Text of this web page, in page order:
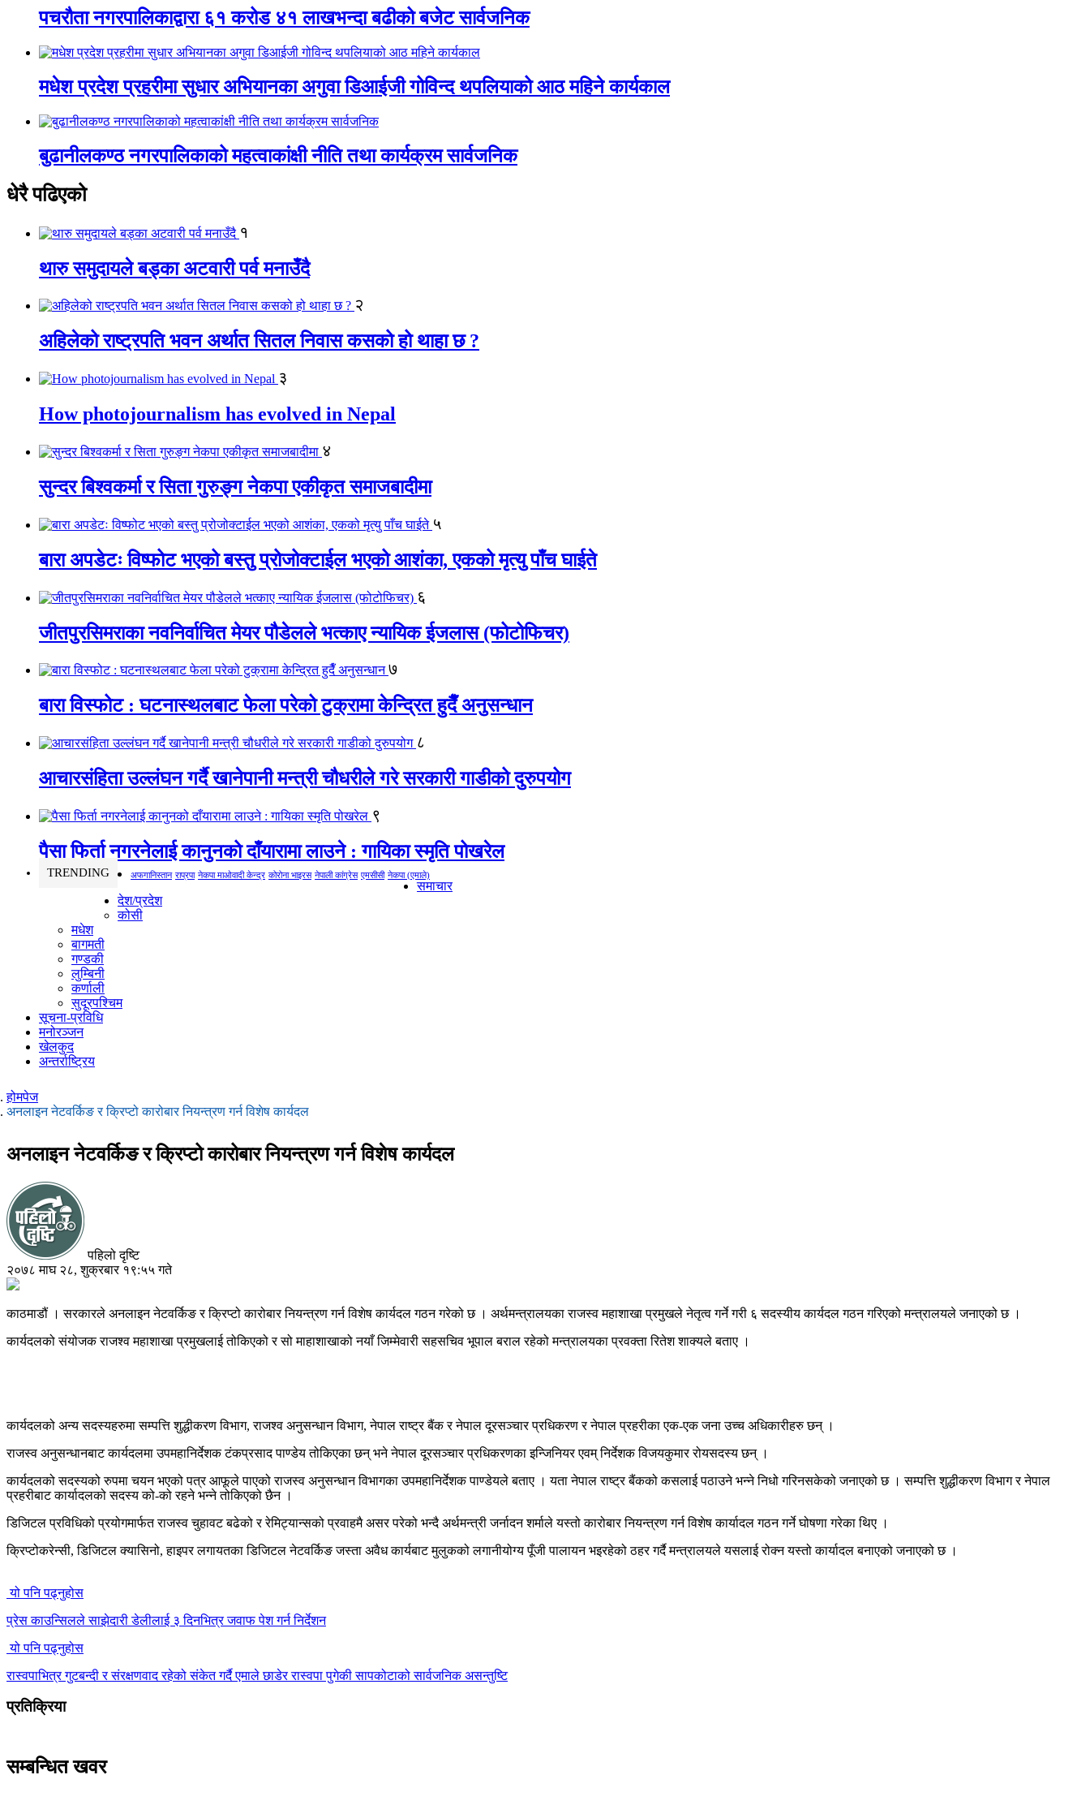
पचरौता नगरपालिकाद्वारा ६१ करोड ४१ लाखभन्दा बढीको बजेट सार्वजनिक
मधेश प्रदेश प्रहरीमा सुधार अभियानका अगुवा डिआईजी गोविन्द थपलियाको आठ महिने कार्यकाल
बुढानीलकण्ठ नगरपालिकाको महत्वाकांक्षी नीति तथा कार्यक्रम सार्वजनिक
धेरै पढिएको
१
थारु समुदायले बड्का अटवारी पर्व मनाउँदै
२
अहिलेको राष्ट्रपति भवन अर्थात सितल निवास कसको हो थाहा छ ?
३
How photojournalism has evolved in Nepal
४
सुन्दर बिश्वकर्मा र सिता गुरुङ्ग नेकपा एकीकृत समाजबादीमा
५
बारा अपडेटः विष्फोट भएको बस्तु प्रोजोक्टाईल भएको आशंका, एकको मृत्यु पाँच घाईते
६
जीतपुरसिमराका नवनिर्वाचित मेयर पौडेलले भत्काए न्यायिक ईजलास (फोटोफिचर)
७
बारा विस्फोट : घटनास्थलबाट फेला परेको टुक्रामा केन्द्रित हुदैँ अनुसन्धान
८
आचारसंहिता उल्लंघन गर्दै खानेपानी मन्त्री चौधरीले गरे सरकारी गाडीको दुरुपयोग
९
पैसा फिर्ता नगरनेलाई कानुनको दाँयारामा लाउने : गायिका स्‍मृति पोखरेल
TRENDING अफगानिस्तान राप्रपा नेकपा माओवादी केन्द्र कोरोना भाइरस नेपाली कांग्रेस एमसीसी नेकपा (एमाले)
समाचार
देश/प्रदेश
कोसी
मधेश
बागमती
गण्डकी
लुम्बिनी
कर्णाली
सुदूरपश्चिम
सूचना-प्रविधि
मनोरञ्जन
खेलकुद
अन्तर्राष्ट्रिय
होमपेज
अनलाइन नेटवर्किङ र क्रिप्टो कारोबार नियन्त्रण गर्न विशेष कार्यदल
अनलाइन नेटवर्किङ र क्रिप्टो कारोबार नियन्त्रण गर्न विशेष कार्यदल
पहिलो दृष्टि
२०७८ माघ २८, शुक्रबार १९:५५ गते
काठमाडौं । सरकारले अनलाइन नेटवर्किङ र क्रिप्टो कारोबार नियन्त्रण गर्न विशेष कार्यदल गठन गरेको छ । अर्थमन्त्रालयका राजस्व महाशाखा प्रमुखले नेतृत्व गर्ने गरी ६ सदस्यीय कार्यदल गठन गरिएको मन्त्रालयले जनाएको छ ।
कार्यदलको संयोजक राजश्व महाशाखा प्रमुखलाई तोकिएको र सो माहाशाखाको नयाँ जिम्मेवारी सहसचिव भूपाल बराल रहेको मन्त्रालयका प्रवक्ता रितेश शाक्यले बताए ।
कार्यदलको अन्य सदस्यहरुमा सम्पत्ति शुद्धीकरण विभाग, राजश्व अनुसन्धान विभाग, नेपाल राष्ट्र बैंक र नेपाल दूरसञ्चार प्रधिकरण र नेपाल प्रहरीका एक-एक जना उच्च अधिकारीहरु छन् ।
राजस्व अनुसन्धानबाट कार्यदलमा उपमहानिर्देशक टंकप्रसाद पाण्डेय तोकिएका छन् भने नेपाल दूरसञ्चार प्रधिकरणका इन्जिनियर एवम् निर्देशक विजयकुमार रोयसदस्य छन् ।
कार्यदलको सदस्यको रुपमा चयन भएको पत्र आफूले पाएको राजस्व अनुसन्धान विभागका उपमहानिर्देशक पाण्डेयले बताए । यता नेपाल राष्ट्र बैंकको कसलाई पठाउने भन्ने निधो गरिनसकेको जनाएको छ । सम्पत्ति शुद्धीकरण विभाग र नेपाल
प्रहरीबाट कार्यादलको सदस्य को-को रहने भन्ने तोकिएको छैन ।
डिजिटल प्रविधिको प्रयोगमार्फत राजस्व चुहावट बढेको र रेमिट्यान्सको प्रवाहमै असर परेको भन्दै अर्थमन्त्री जर्नादन शर्माले यस्तो कारोबार नियन्त्रण गर्न विशेष कार्यादल गठन गर्ने घोषणा गरेका थिए ।
क्रिप्टोकरेन्सी, डिजिटल क्यासिनो, हाइपर लगायतका डिजिटल नेटवर्किङ जस्ता अवैध कार्यबाट मुलुकको लगानीयोग्य पूँजी पालायन भइरहेको ठहर गर्दै मन्त्रालयले यसलाई रोक्न यस्तो कार्यादल बनाएको जनाएको छ ।
यो पनि पढ्नुहोस
प्रेस काउन्सिलले साझेदारी डेलीलाई ३ दिनभित्र जवाफ पेश गर्न निर्देशन
यो पनि पढ्नुहोस
रास्वपाभित्र गुटबन्दी र संरक्षणवाद रहेको संकेत गर्दै एमाले छाडेर रास्वपा पुगेकी सापकोटाको सार्वजनिक असन्तुष्टि
प्रतिक्रिया
सम्बन्धित खवर